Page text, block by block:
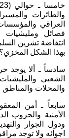
والطائرات
العراقي
فصائل ومليشيات
انتفاضة تشرين
بهذا الشكل
سادساً ـ ألا يوجد
الشعبي
والمحلات والمناطق
سابعاً ـ أمن
الأمنية والحروب
ودول الجوار
اجوائه ولا توجد